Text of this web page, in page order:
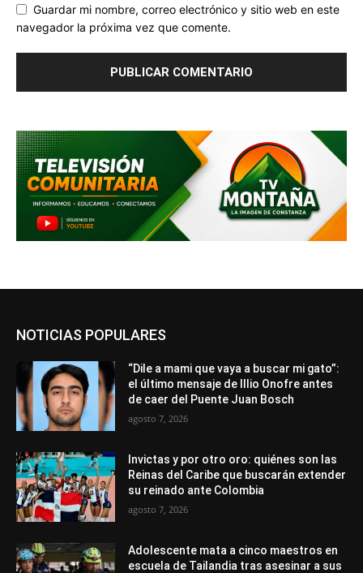
Guardar mi nombre, correo electrónico y sitio web en este
navegador la próxima vez que comente.
NOTICIAS POPULARES
“Dile a mami que vaya a buscar mi gato”:
el último mensaje de Illio Onofre antes
de caer del Puente Juan Bosch
agosto 7, 2026
Invictas y por otro oro: quiénes son las
Reinas del Caribe que buscarán extender
su reinado ante Colombia
agosto 7, 2026
Adolescente mata a cinco maestros en
escuela de Tailandia tras asesinar a sus